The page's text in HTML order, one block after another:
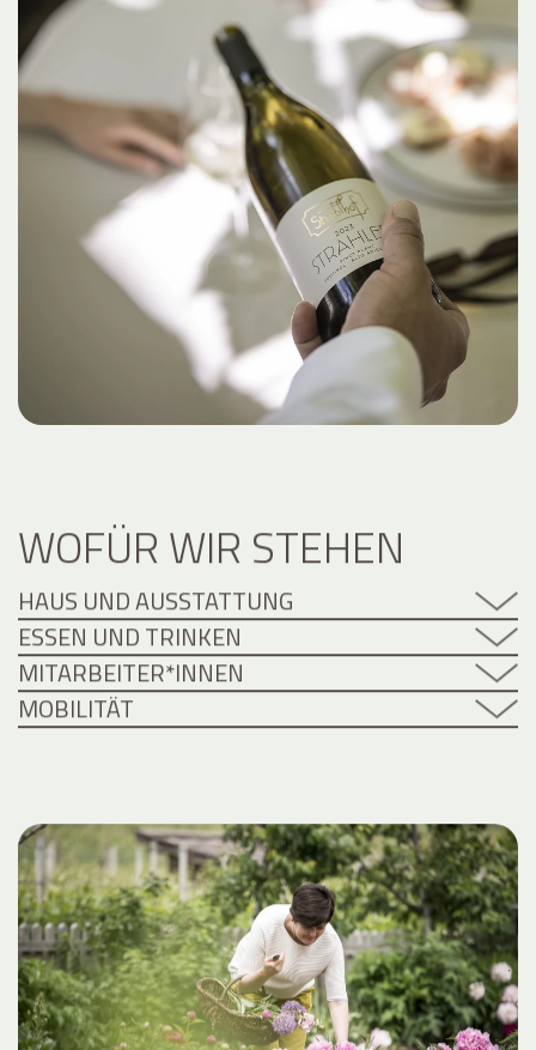
WOFÜR WIR STEHEN
HAUS UND AUSSTATTUNG
ESSEN UND TRINKEN
MITARBEITER*INNEN
MOBILITÄT